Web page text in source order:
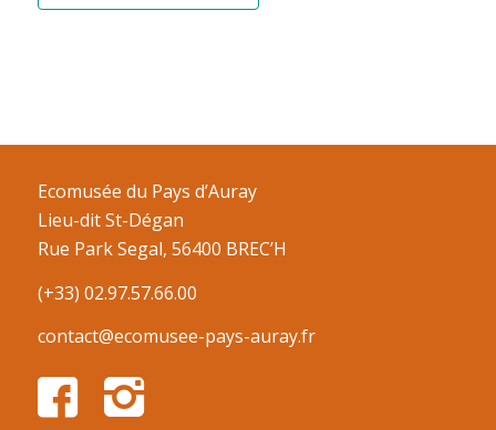
Ecomusée du Pays d’Auray
Lieu-dit St-Dégan
Rue Park Segal, 56400 BREC’H
(+33) 02.97.57.66.00
contact@ecomusee-pays-auray.fr